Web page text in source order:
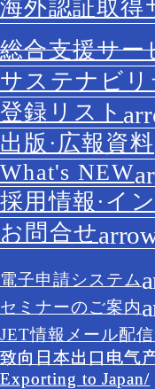
サステナビリ
登録リスト
出版·広報資料
What's NEW
採用情報·イ
お問合せ
海外認証取得
総合支援サー
電子申請システム
セミナーのご案内
JET情報メール配
致向日本出口电气
Exporting to Japan/